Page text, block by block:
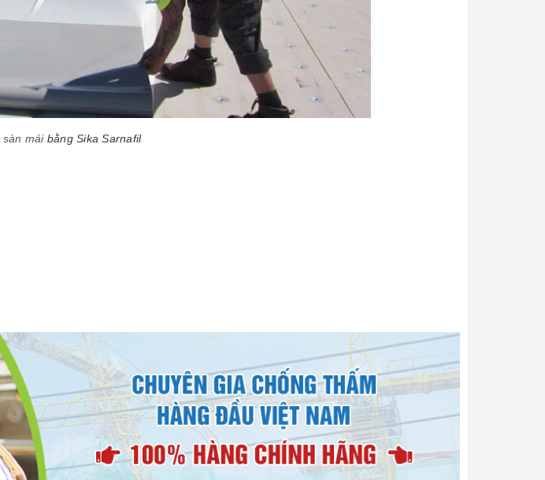
sàn mái bằng Sika Sarnafil